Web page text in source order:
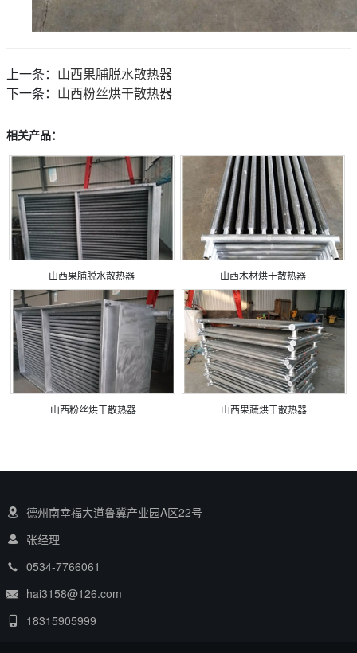
上一条： 山西果脯脱水散热器
下一条： 山西粉丝烘干散热器
相关产品：
山西果脯脱水散热器 山西木材烘干散热器
山西粉丝烘干散热器 山西果蔬烘干散热器
德州南幸福大道鲁冀产业园A区22号
张经理
0534-7766061
hai3158@126.com
18315905999